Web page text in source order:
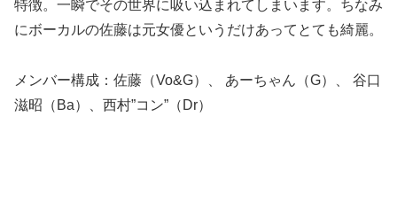
特徴。一瞬でその世界に吸い込まれてしまいます。ちなみ
にボーカルの佐藤は元女優というだけあってとても綺麗。
メンバー構成：佐藤（Vo&G）、 あーちゃん（G）、 谷口
滋昭（Ba）、西村”コン”（Dr）